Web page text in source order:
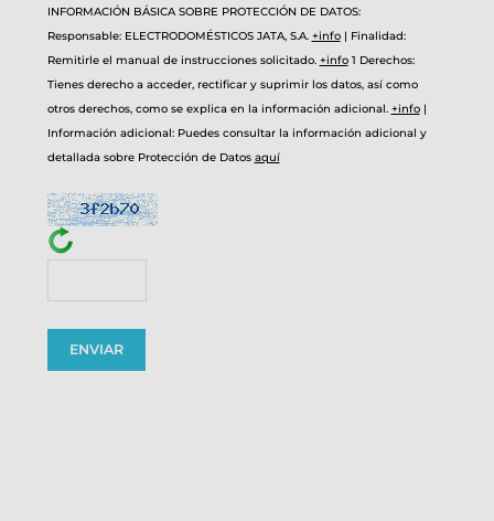
INFORMACIÓN BÁSICA SOBRE PROTECCIÓN DE DATOS:
Responsable: ELECTRODOMÉSTICOS JATA, S.A. +info | Finalidad:
Remitirle el manual de instrucciones solicitado. +info1 Derechos:
Tienes derecho a acceder, rectificar y suprimir los datos, así como
otros derechos, como se explica en la información adicional. +info|
Información adicional: Puedes consultar la información adicional y
detallada sobre Protección de Datos aquí